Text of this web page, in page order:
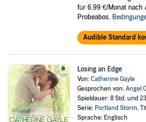
für 6,99 €/Monat nach
Probeabos.
Audible Standard
Losing an Edge
Von:Catherine Gayle
Gesprochen von:Angel
Spieldauer: 8 Std. und
Serie: Portland Storm,
Sprache: Englisch